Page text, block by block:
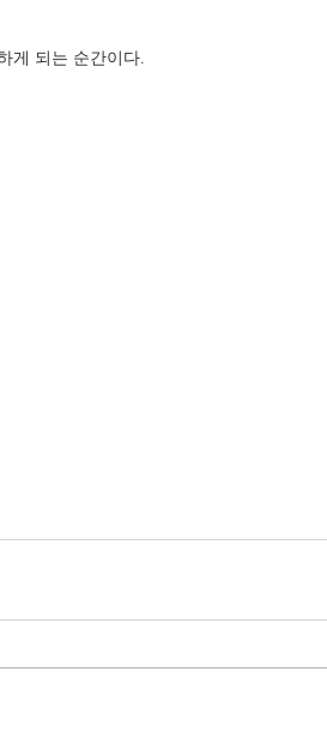
게 되는 순간이다.